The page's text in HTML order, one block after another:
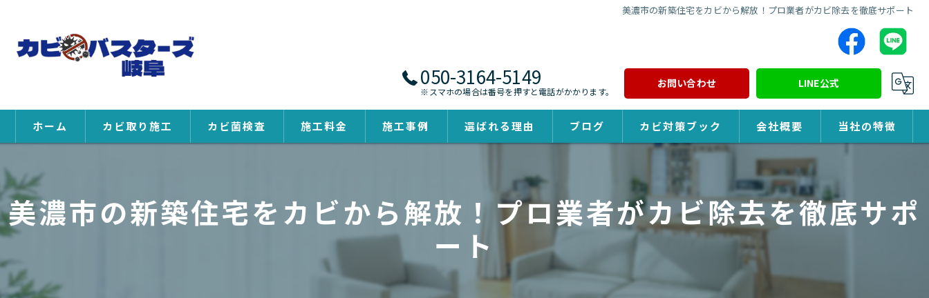
美濃市の新築住宅をカビから解放！プロ業者がカビ除去を徹底サポート
050-3164-5149
※スマホの場合は番号を押すと電話がかかります。
お問い合わせ LINE公式
ホーム カビ取り施工 カビ菌検査 施工料金 施工事例 選ばれる理由 ブログ カビ対策ブック 会社概要 当社の特徴
除カビ
美濃市の新築住宅をカビから解放！プロ業者がカビ除去を徹底サポ
ート